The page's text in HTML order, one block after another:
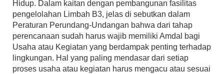
Hidup. Dalam kaitan dengan pembangunan fasilitas
pengelolahan Limbah B3, jelas di sebutkan dalam
Peraturan Perundang-Undangan bahwa dari tahap
perencanaan sudah harus wajib memiliki Amdal bagi
Usaha atau Kegiatan yang berdampak penting terhadap
lingkungan. Hal yang paling mendasar dari setiap
proses usaha atau kegiatan harus mengacu atau sesuai